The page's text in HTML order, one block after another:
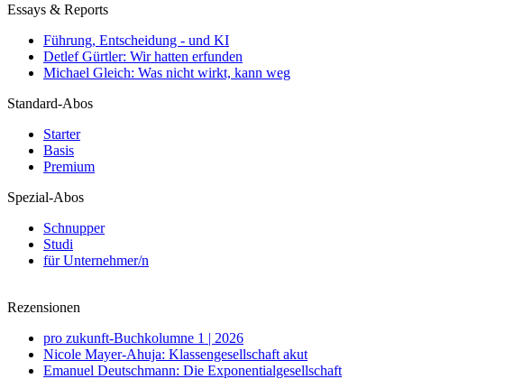
Essays & Reports
Führung, Entscheidung - und KI
Detlef Gürtler: Wir hatten erfunden
Michael Gleich: Was nicht wirkt, kann weg
Standard-Abos
Starter
Basis
Premium
Spezial-Abos
Schnupper
Studi
für Unternehmer/n
Rezensionen
pro zukunft-Buchkolumne 1 | 2026
Nicole Mayer-Ahuja: Klassengesellschaft akut
Emanuel Deutschmann: Die Exponentialgesellschaft